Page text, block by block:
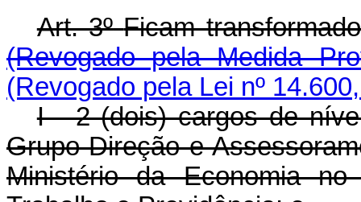
Art. 3º Ficam
(Revogado pela Medida
(Revogado pela Lei nº
I - 2 (dois) cargos de
Grupo-Direção e
Ministério da Economia